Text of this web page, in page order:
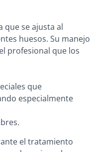
que se ajusta al
huesos. Su manejo
profesional que los
que
especialmente
el tratamiento